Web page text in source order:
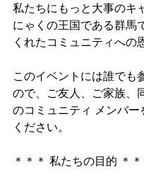
私たちにもっと大事のキ
にゃくの王国である群馬
くれたコミュニティへの
このイベントには誰でも
ので、ご友人、ご家族、
のコミュニティ メンバー
ください。
＊＊＊ 私たちの目的 ＊＊